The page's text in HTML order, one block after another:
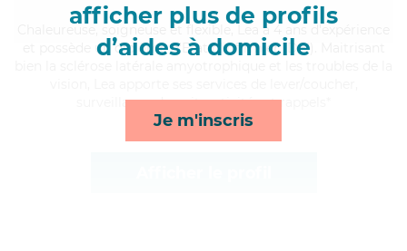
afficher plus de profils
d’aides à domicile
Je m'inscris
, soigneuse et flexible, Lea a 4 ans d'expérience
et possède un diplôme d'Etat d'infirmier (DEI). Maitrisant
surveillance de nuit, activités et rappels*